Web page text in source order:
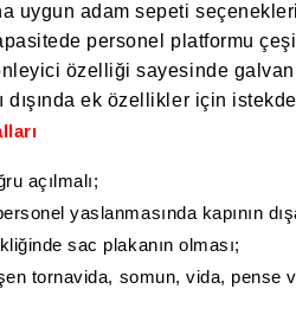
uygun adam sepeti seçenekleri
personel platformu
özelliği sayesinde
dışında ek özellikler için
açılmalı;
yaslanmasında kapının
sac plakanın olması;
tornavida, somun, vida, pense